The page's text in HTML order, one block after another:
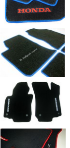
Звоните:
купить
Наши